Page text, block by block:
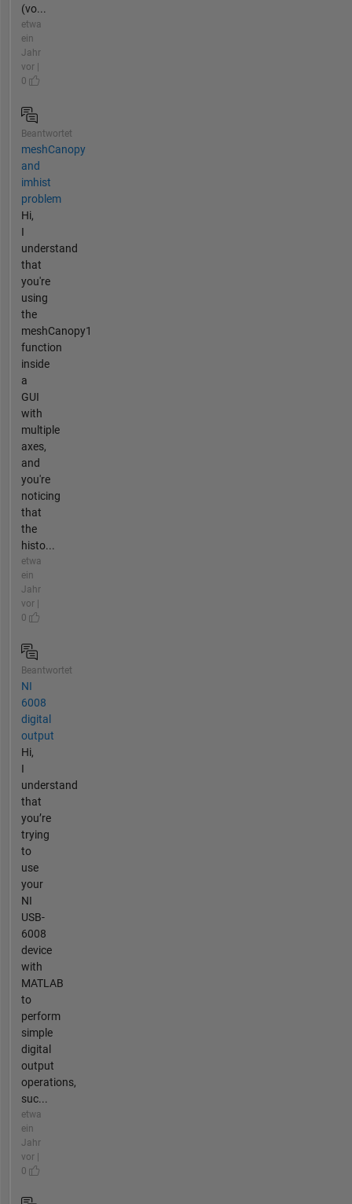
(vo...
etwa
ein
Jahr
vor |
0
Beantwortet
meshCanopy
and
imhist
problem
Hi,
I
understand
that
you're
using
the
meshCanopy1
function
inside
a
GUI
with
multiple
axes,
and
you're
noticing
that
the
histo...
etwa
ein
Jahr
vor |
0
Beantwortet
NI
6008
digital
output
Hi,
I
understand
that
you’re
trying
to
use
your
NI
USB-
6008
device
with
MATLAB
to
perform
simple
digital
output
operations,
suc...
etwa
ein
Jahr
vor |
0